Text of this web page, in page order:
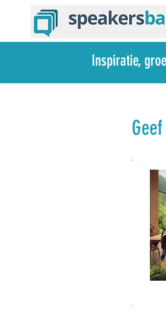
Inspiratie,